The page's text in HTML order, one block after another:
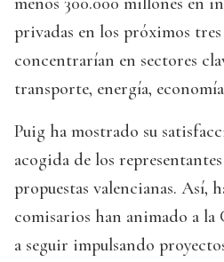
privadas en los próximos tres
concentrarían en sectores
transporte, energía,
Puig ha mostrado su
acogida de los
propuestas valencianas. Así,
comisarios han animado a
a seguir impulsando